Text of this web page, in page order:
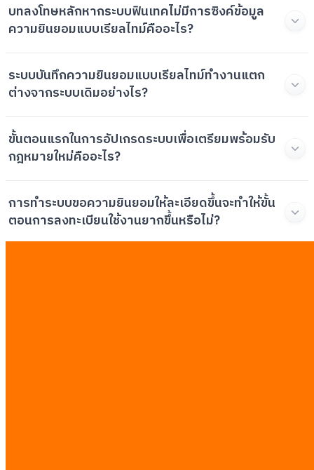
บทลงโทษหลักหากระบบฟินเทคไม่มีการซิงค์ข้อมูล
ความยินยอมแบบเรียลไทม์คืออะไร?
ระบบบันทึกความยินยอมแบบเรียลไทม์ทำงานแตก
ต่างจากระบบเดิมอย่างไร?
ขั้นตอนแรกในการอัปเกรดระบบเพื่อเตรียมพร้อมรับ
กฎหมายใหม่คืออะไร?
การทำระบบขอความยินยอมให้ละเอียดขึ้นจะทำให้ขั้น
ตอนการลงทะเบียนใช้งานยากขึ้นหรือไม่?